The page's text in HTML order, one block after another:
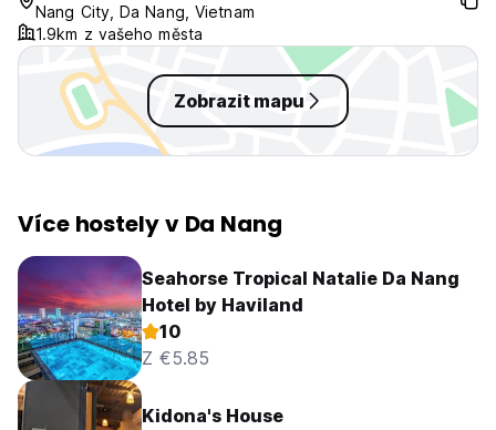
Nang City, Da Nang, Vietnam
1.9km z vašeho města
Zobrazit mapu
Více hostely v Da Nang
Seahorse Tropical Natalie Da Nang
Hotel by Haviland
10
Z €5.85
Kidona's House